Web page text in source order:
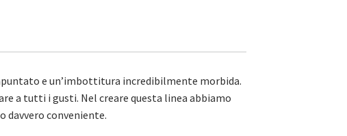
e un’imbottitura incredibilmente morbida.
a tutti i gusti. Nel creare questa linea abbiamo
davvero conveniente.